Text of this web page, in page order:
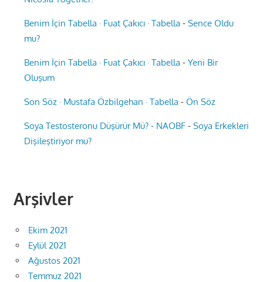
Benim İçin Tabella · Fuat Çakıcı · Tabella -Sence Oldu
mu?
Benim İçin Tabella · Fuat Çakıcı · Tabella -Yeni Bir
Oluşum
Son Söz · Mustafa Özbilgehan · Tabella -Ön Söz
Soya Testosteronu Düşürür Mü? - NAOBF -Soya Erkekleri
Dişileştiriyor mu?
Arşivler
Ekim 2021
Eylül 2021
Ağustos 2021
Temmuz 2021